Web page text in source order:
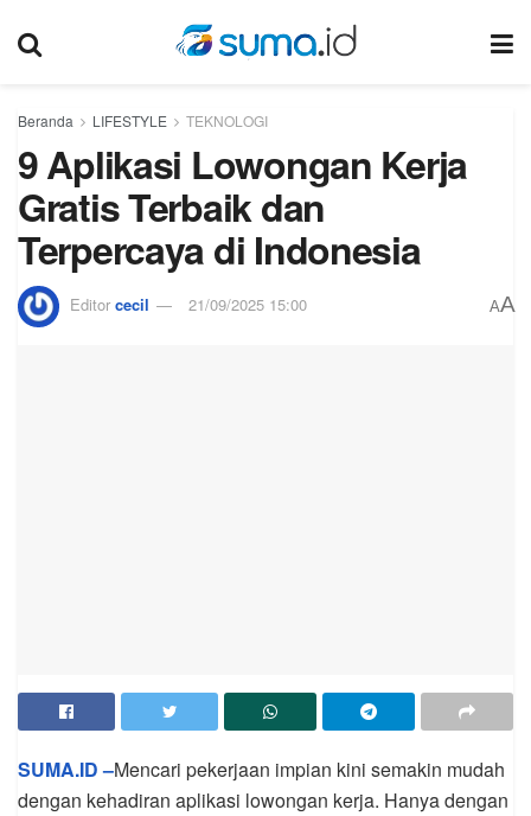
Beranda LIFESTYLE TEKNOLOGI
9 Aplikasi Lowongan Kerja
Gratis Terbaik dan
Terpercaya di Indonesia
Editor cecil 21/09/2025 15:00 AA
SUMA.ID –Mencari pekerjaan impian kini semakin mudah
dengan kehadiran aplikasi lowongan kerja. Hanya dengan